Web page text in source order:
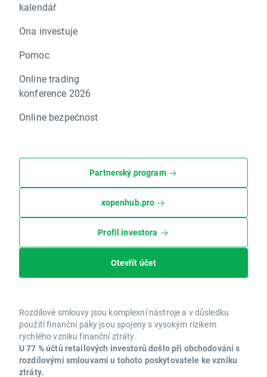
kalendář
Ona investuje
Pomoc
Online trading
konference 2026
Online bezpečnost
Partnerský program
xopenhub.pro
Profil investora
Otevřít účet
Rozdílové smlouvy jsou komplexní nástroje a v důsledku
použití finanční páky jsou spojeny s vysokým rizikem
rychlého vzniku finanční ztráty.
U 77 % účtů retailových investorů došlo při obchodování s
rozdílovými smlouvami u tohoto poskytovatele ke vzniku
ztráty.